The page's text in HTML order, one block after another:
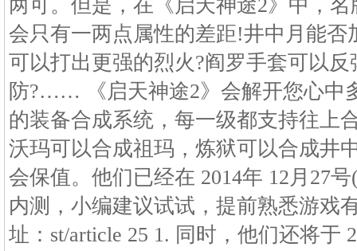
两可。但是，在《启天神途2》中，
会只有一两点属性的差距!井中月能否
可以打出更强的烈火?阎罗手套可以
防?…… 《启天神途2》会解开您心中
的装备合成系统，每一级都支持往上
沃玛可以合成祖玛，炼狱可以合成井
会保值。他们已经在 2014年 12月27
内测，小编建议试试，提前熟悉游戏
址：st/article 25 1. 同时，他们还将于